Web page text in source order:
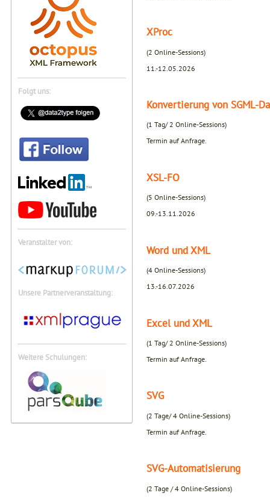
Folgt uns:
Veranstalter von:
Unsere Partnerveranstaltung:
Weitere Schulungen:
XProc
(2 Online-Sessions)
11.-12.05.2026
Konvertierung von SGML-
(1 Tag/ 2 Online-Sessions)
Termin auf Anfrage.
XSL-FO
(5 Online-Sessions)
09.-13.11.2026
Word und XML
(4 Online-Sessions)
13.-16.07.2026
Excel und XML
(1 Tag/ 2 Online-Sessions)
Termin auf Anfrage.
SVG
(2 Tage/ 4 Online-Sessions)
Termin auf Anfrage.
SVG-Automatisierung
(2 Tage / 4 Online-Sessions)